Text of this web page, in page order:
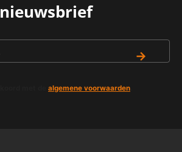
nieuwsbrief
→
algemene voorwaarden